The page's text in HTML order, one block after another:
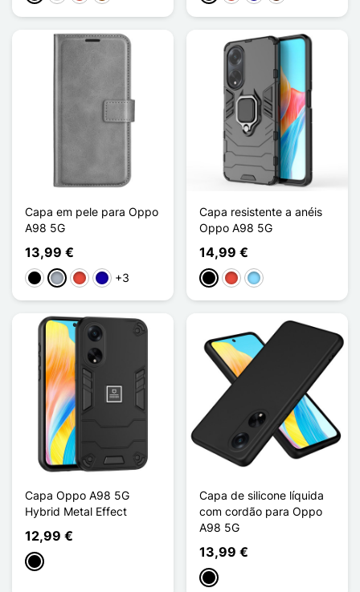
Capa em pele para Oppo
A98 5G
13,99 €
PretoCinzentoVermelhoAzul Escuro
+3
Capa resistente a anéis
Oppo A98 5G
14,99 €
PretoVermelhoAzul Claro
Capa Oppo A98 5G
Hybrid Metal Effect
12,99 €
Preto
Capa de silicone líquida
com cordão para Oppo
A98 5G
13,99 €
Preto